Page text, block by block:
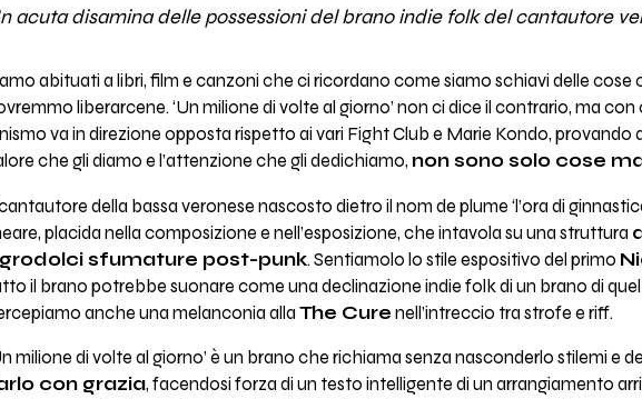
acuta disamina delle possessioni del brano indie folk del cantautore
abituati a libri, film e canzoni che ci ricordano come siamo schiavi delle cose
liberarcene. ‘Un milione di volte al giorno’ non ci dice il contrario, ma
va in direzione opposta rispetto ai vari Fight Club e Marie Kondo, provando
che gli diamo e l’attenzione che gli dedichiamo, non sono solo cose
della bassa veronese nascosto dietro il nom de plume ‘l’ora di
placida nella composizione e nell’esposizione, che intavola su una struttura
sfumature post-punk. Sentiamolo lo stile espositivo del primo
il brano potrebbe suonare come una declinazione indie folk di un brano di
anche una melanconia alla The Cure nell’intreccio tra strofe e riff.
milione di volte al giorno’ è un brano che richiama senza nasconderlo stilemi e
con grazia, facendosi forza di un testo intelligente di un arrangiamento